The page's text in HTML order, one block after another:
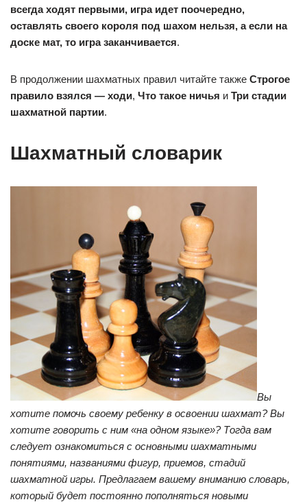
всегда ходят первыми, игра идет поочередно,
оставлять своего короля под шахом нельзя, а если на
доске мат, то игра заканчивается.
В продолжении шахматных правил читайте также Строгое
правило взялся — ходи, Что такое ничья и Три стадии
шахматной партии.
Шахматный словарик
Вы
хотите помочь своему ребенку в освоении шахмат? Вы
хотите говорить с ним «на одном языке»? Тогда вам
следует ознакомиться с основными шахматными
понятиями, названиями фигур, приемов, стадий
шахматной игры. Предлагаем вашему вниманию словарь,
который будет постоянно пополняться новыми